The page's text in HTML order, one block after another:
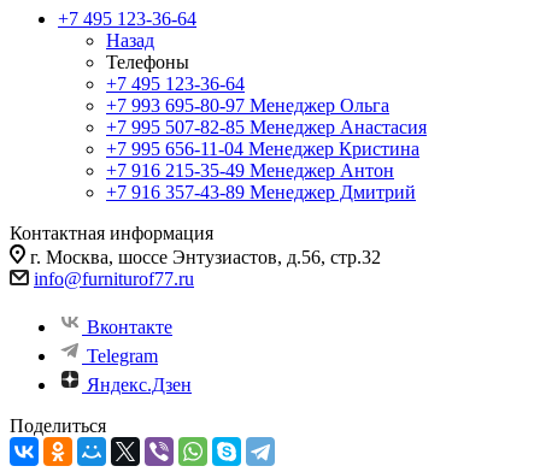
+7 495 123-36-64
Назад
Телефоны
+7 495 123-36-64
+7 993 695-80-97 Менеджер Ольга
+7 995 507-82-85 Менеджер Анастасия
+7 995 656-11-04 Менеджер Кристина
+7 916 215-35-49 Менеджер Антон
+7 916 357-43-89 Менеджер Дмитрий
Контактная информация
г. Москва, шоссе Энтузиастов, д.56, стр.32
info@furniturof77.ru
Вконтакте
Telegram
Яндекс.Дзен
Поделиться